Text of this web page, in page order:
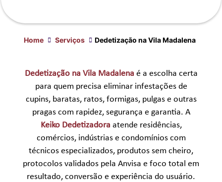
Home Serviços Dedetização na Vila Madalena
Dedetização na Vila Madalena é a escolha certa
para quem precisa eliminar infestações de
cupins, baratas, ratos, formigas, pulgas e outras
pragas com rapidez, segurança e garantia. A
Keiko Dedetizadora atende residências,
comércios, indústrias e condomínios com
técnicos especializados, produtos sem cheiro,
protocolos validados pela Anvisa e foco total em
resultado, conversão e experiência do usuário.